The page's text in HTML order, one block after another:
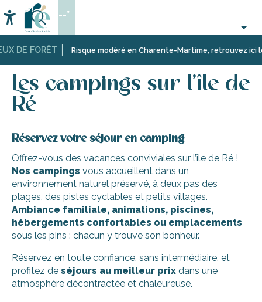
au
contenu
principal
DE FORÊT Risque modéré en Charente-Martime, retrouvez ici
Accessibilité
Recherche
--°
Accueil
Séjourner
l’île
de
Ré
Hébergements
Les campings sur l’île de Ré
Les campings sur l’île de
Ré
Réservez votre séjour en camping
Offrez-vous des vacances conviviales sur l’île de Ré !
Nos campings vous accueillent dans un
environnement naturel préservé, à deux pas des
plages, des pistes cyclables et petits villages.
Ambiance familiale, animations, piscines,
hébergements confortables ou emplacements
sous les pins : chacun y trouve son bonheur.
Réservez en toute confiance, sans intermédiaire, et
profitez de séjours au meilleur prix dans une
atmosphère décontractée et chaleureuse.